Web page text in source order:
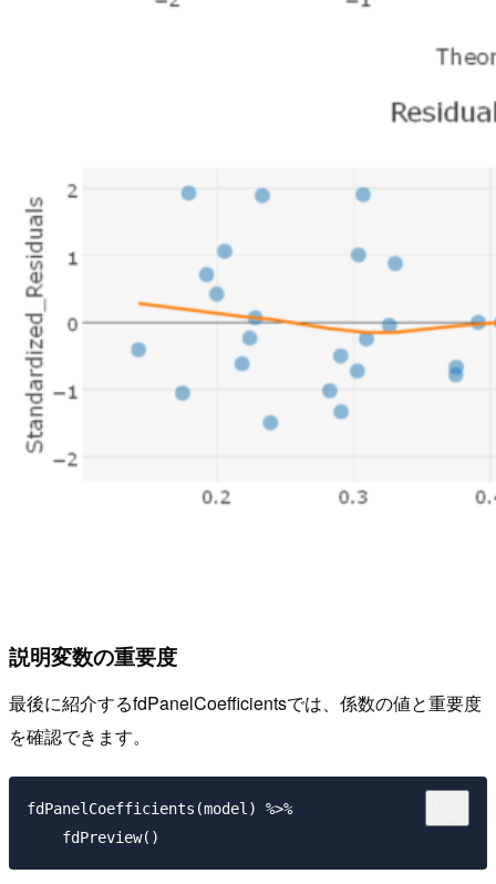
説明変数の重要度
最後に紹介するfdPanelCoefficientsでは、係数の値と重要度
を確認できます。
fdPanelCoefficients(model) %>%